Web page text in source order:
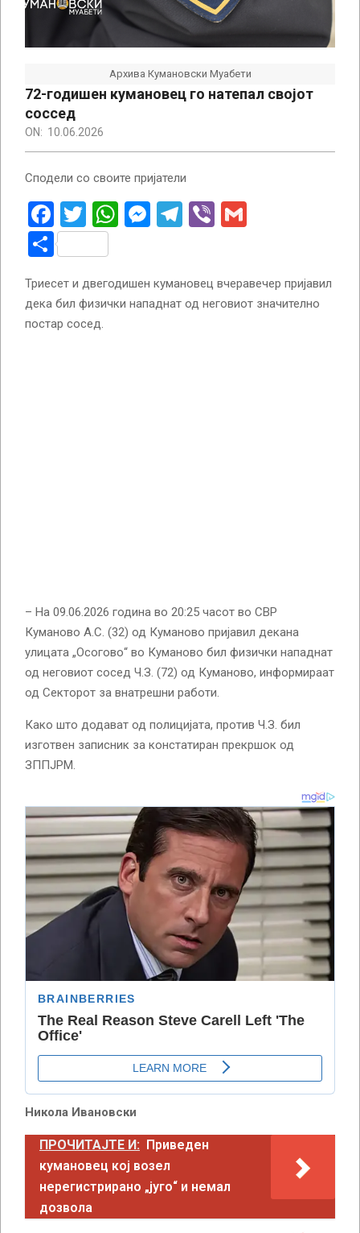
Архива Кумановски Муабети
72-годишен кумановец го натепал својот
соссед
ON: 10.06.2026
Сподели со своите пријатели
Facebook
Twitter
WhatsApp
Messenger
Telegram
Viber
Share
Триесет и двегодишен кумановец вчеравечер пријавил
дека бил физички нападнат од неговиот значително
постар сосед.
– На 09.06.2026 година во 20:25 часот во СВР
Куманово А.С. (32) од Куманово пријавил декана
улицата „Осогово“ во Куманово бил физички нападнат
од неговиот сосед Ч.З. (72) од Куманово, информираат
од Секторот за внатрешни работи.
Како што додават од полицијата, против Ч.З. бил
изготвен записник за констатиран прекршок од
ЗППЈРМ.
Никола Ивановски
ПРОЧИТАЈТЕ И: Приведен
кумановец кој возел
нерегистрирано „југо“ и немал
дозвола